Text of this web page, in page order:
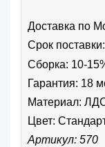
Доставка по
Срок
Сборка: 10-
Гарантия: 18
Материал:
Цвет:
Артикул: 570